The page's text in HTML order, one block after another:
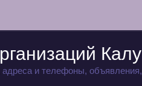
адреса и телефоны,